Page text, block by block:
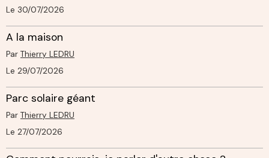
Le 30/07/2026
A la maison
Par Thierry LEDRU
Le 29/07/2026
Parc solaire géant
Par Thierry LEDRU
Le 27/07/2026